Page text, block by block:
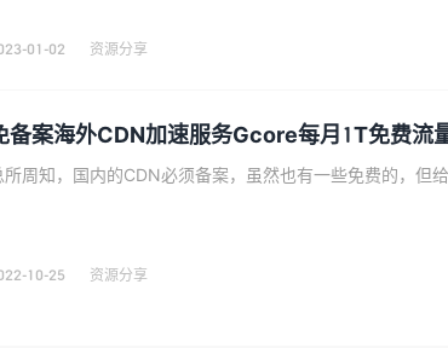
01-02 资源分享
备案海外CDN加速服务Gcore每月1T免费流
10-25 资源分享